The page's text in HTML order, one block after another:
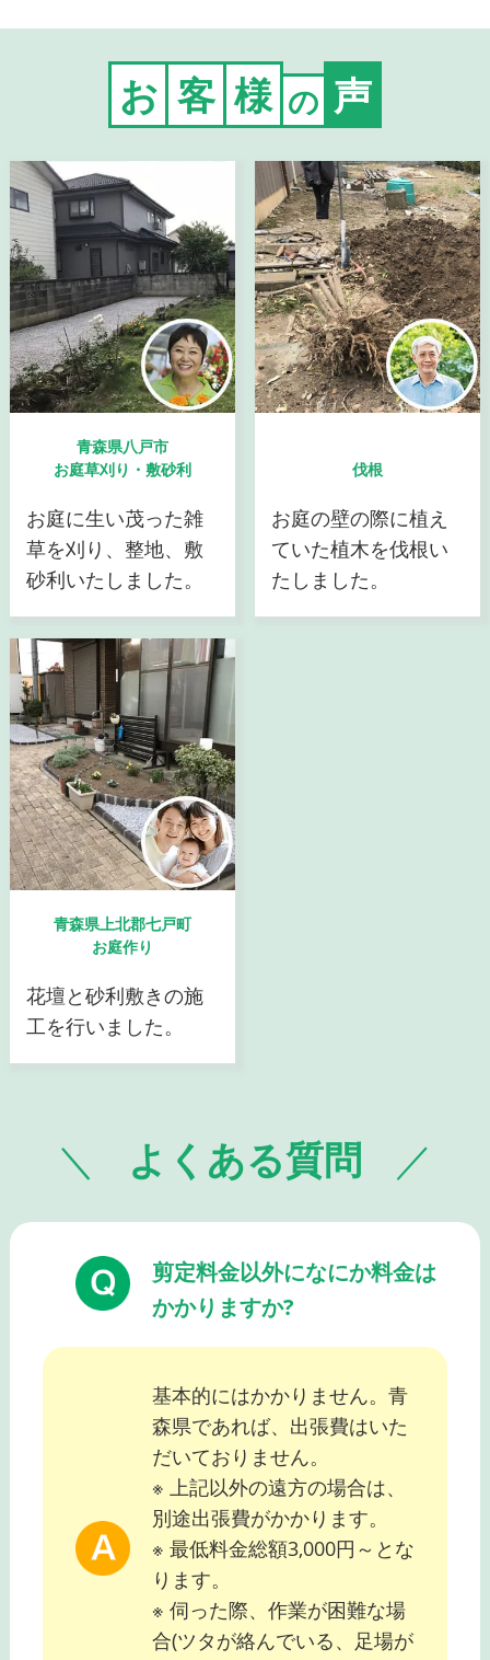
お 客 様 の 声
青森県八戸市
お庭草刈り・敷砂利
お庭に生い茂った雑
草を刈り、整地、敷
砂利いたしました。
伐根
お庭の壁の際に植え
ていた植木を伐根い
たしました。
青森県上北郡七戸町
お庭作り
花壇と砂利敷きの施
工を行いました。
よくある質問
剪定料金以外になにか料金は
かかりますか?
基本的にはかかりません。青
森県であれば、出張費はいた
だいておりません。
※ 上記以外の遠方の場合は、
別途出張費がかかります。
※ 最低料金総額3,000円～とな
ります。
※ 伺った際、作業が困難な場
合(ツタが絡んでいる、足場が